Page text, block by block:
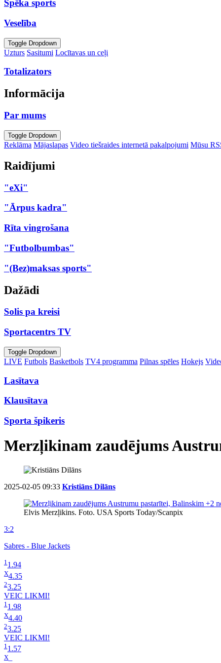
Spēka sports
Veselība
Toggle Dropdown
Uzturs Sasitumi Locītavas un ceļi
Totalizators
Informācija
Par mums
Toggle Dropdown
Reklāma Mājaslapas Video tiešraides internetā pakalpojumi Mūsu
Raidījumi
"eXi"
"Ārpus kadra"
Rīta vingrošana
"Futbolbumbas"
"(Bez)maksas sports"
Dažādi
Solis pa kreisi
Sportacentrs TV
Toggle Dropdown
LIVE Futbols Basketbols TV4 programma Pilnas spēles Hokejs
Lasītava
Klausītava
Sporta špikeris
Merzļikinam zaudējums
2025-02-05 09:33 Kristiāns Dilāns
Elvis Merzļikins. Foto. USA Sports Today/Scanpix
3:2
Sabres - Blue Jackets
1 1.94
X4.35
23.25
VEIC LIKMI!
1 1.98
X4.40
23.25
VEIC LIKMI!
1 1.57
X–